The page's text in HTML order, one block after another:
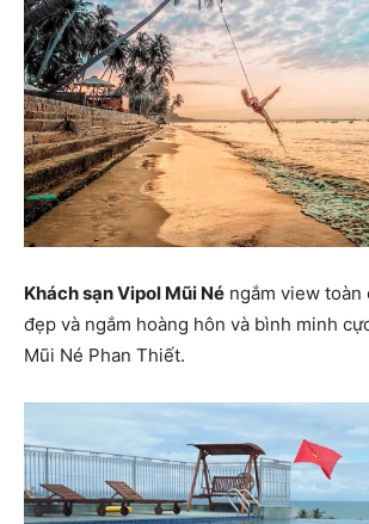
Khách sạn Vipol Mũi Né ngắm view toàn
đẹp và ngắm hoàng hôn và bình minh
Mũi Né Phan Thiết.